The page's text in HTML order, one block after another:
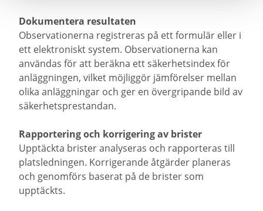
Dokumentera resultaten
Observationerna registreras på ett formulär eller i
ett elektroniskt system. Observationerna kan
användas för att beräkna ett säkerhetsindex för
anläggningen, vilket möjliggör jämförelser mellan
olika anläggningar och ger en övergripande bild av
säkerhetsprestandan.
Rapportering och korrigering av brister
Upptäckta brister analyseras och rapporteras till
platsledningen. Korrigerande åtgärder planeras
och genomförs baserat på de brister som
upptäckts.